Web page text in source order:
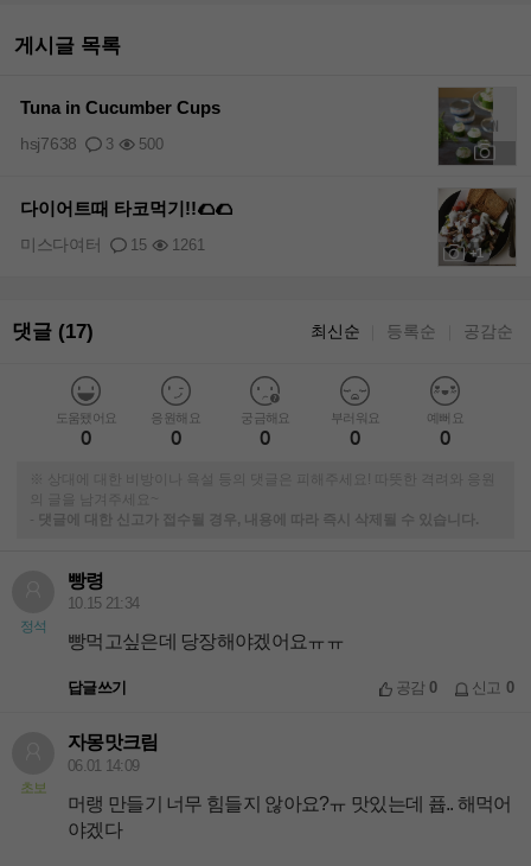
게시글 목록
Tuna in Cucumber Cups
3 500
hsj7638
+1
다이어트때 타코먹기!!🌮🌮
15 1261
미스다여터
댓글 (17) 최신순 등록순 공감순
도움됐어요
0
응원해요
0
궁금해요
0
부러워요
0
예뻐요
0
※ 상대에 대한 비방이나 욕설 등의 댓글은 피해주세요! 따뜻한 격려와 응원
의 글을 남겨주세요~
-
댓글에 대한 신고가 접수될 경우, 내용에 따라 즉시 삭제될 수 있습니다.
정석
빵령
10.15 21:34
빵먹고싶은데 당장해야겠어요ㅠㅠ
답글쓰기 공감0 신고 0
초보
자몽맛크림
06.01 14:09
머랭 만들기 너무 힘들지 않아요?ㅠ 맛있는데 퓹.. 해먹어
야겠다